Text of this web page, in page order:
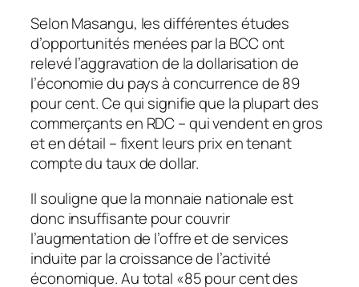
Selon Masangu, les différentes études
d’opportunités menées par la BCC ont
relevé l’aggravation de la dollarisation de
l’économie du pays à concurrence de 89
pour cent. Ce qui signifie que la plupart des
commerçants en RDC – qui vendent en gros
et en détail – fixent leurs prix en tenant
compte du taux de dollar.
Il souligne que la monnaie nationale est
donc insuffisante pour couvrir
l’augmentation de l’offre et de services
induite par la croissance de l’activité
économique. Au total «85 pour cent des